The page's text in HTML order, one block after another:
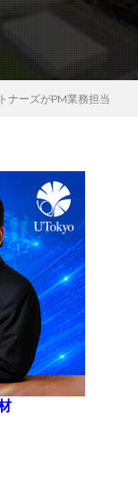
ナーズがPM業務担当